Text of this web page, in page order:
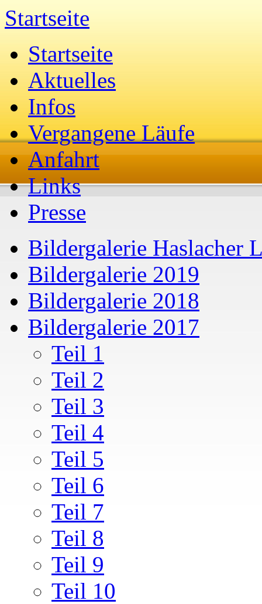
Startseite
Startseite
Aktuelles
Infos
Vergangene Läufe
Anfahrt
Links
Presse
Bildergalerie Haslacher
Bildergalerie 2019
Bildergalerie 2018
Bildergalerie 2017
Teil 1
Teil 2
Teil 3
Teil 4
Teil 5
Teil 6
Teil 7
Teil 8
Teil 9
Teil 10